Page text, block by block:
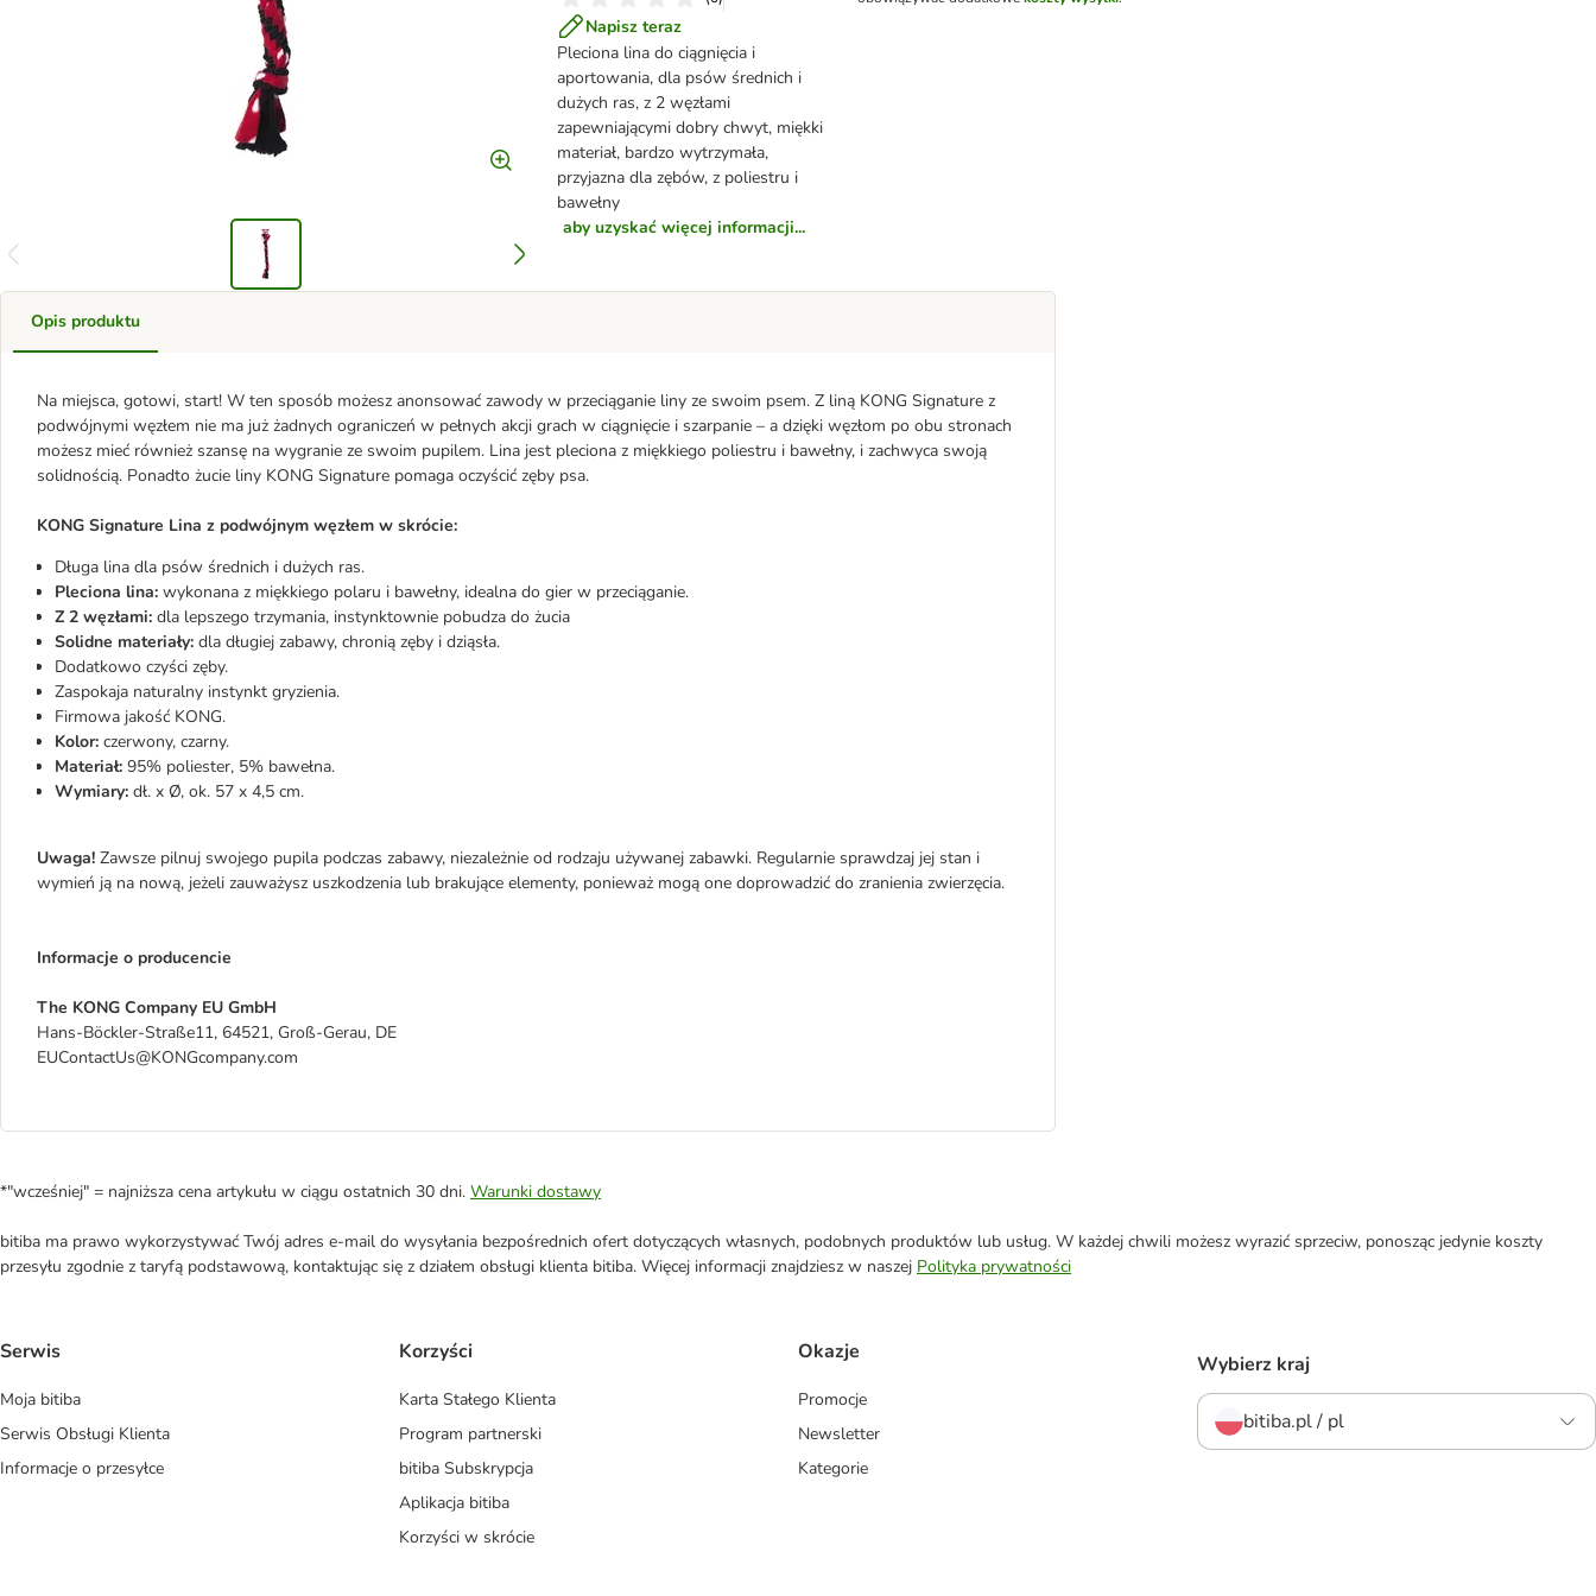
Napisz teraz
Pleciona lina do ciągnięcia i
aportowania, dla psów średnich i
dużych ras, z 2 węzłami
zapewniającymi dobry chwyt, miękki
materiał, bardzo wytrzymała,
przyjazna dla zębów, z poliestru i
bawełny
aby uzyskać więcej informacji...
Opis produktu
Na miejsca, gotowi, start! W ten sposób możesz anonsować zawody w przeciąganie liny ze swoim psem. Z liną KONG Signature z
podwójnymi węzłem nie ma już żadnych ograniczeń w pełnych akcji grach w ciągnięcie i szarpanie – a dzięki węzłom po obu stronach
możesz mieć również szansę na wygranie ze swoim pupilem. Lina jest pleciona z miękkiego poliestru i bawełny, i zachwyca swoją
solidnością. Ponadto żucie liny KONG Signature pomaga oczyścić zęby psa.
KONG Signature Lina z podwójnym węzłem w skrócie:
Długa lina dla psów średnich i dużych ras.
Pleciona lina: wykonana z miękkiego polaru i bawełny, idealna do gier w przeciąganie.
Z 2 węzłami: dla lepszego trzymania, instynktownie pobudza do żucia
Solidne materiały: dla długiej zabawy, chronią zęby i dziąsła.
Dodatkowo czyści zęby.
Zaspokaja naturalny instynkt gryzienia.
Firmowa jakość KONG.
Kolor: czerwony, czarny.
Materiał: 95% poliester, 5% bawełna.
Wymiary: dł. x Ø, ok. 57 x 4,5 cm.
Uwaga! Zawsze pilnuj swojego pupila podczas zabawy, niezależnie od rodzaju używanej zabawki. Regularnie sprawdzaj jej stan i
wymień ją na nową, jeżeli zauważysz uszkodzenia lub brakujące elementy, ponieważ mogą one doprowadzić do zranienia zwierzęcia.
Informacje o producencie
The KONG Company EU GmbH
Hans-Böckler-Straße11, 64521, Groß-Gerau, DE
EUContactUs@KONGcompany.com
*"wcześniej" = najniższa cena artykułu w ciągu ostatnich 30 dni. Warunki dostawy
bitiba ma prawo wykorzystywać Twój adres e-mail do wysyłania bezpośrednich ofert dotyczących własnych, podobnych produktów lub usług. W każdej chwili możesz wyrazić sprzeciw, ponosząc jedynie koszty
przesyłu zgodnie z taryfą podstawową, kontaktując się z działem obsługi klienta bitiba. Więcej informacji znajdziesz w naszej Polityka prywatności
Serwis
Moja bitiba
Serwis Obsługi Klienta
Informacje o przesyłce
Korzyści
Karta Stałego Klienta
Program partnerski
bitiba Subskrypcja
Aplikacja bitiba
Korzyści w skrócie
Okazje
Promocje
Newsletter
Kategorie
Wybierz kraj
bitiba.pl / pl